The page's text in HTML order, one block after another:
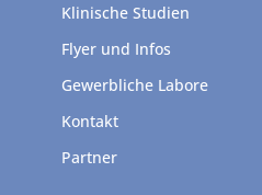
Klinische Studien
Flyer und Infos
Gewerbliche Labore
Kontakt
Partner